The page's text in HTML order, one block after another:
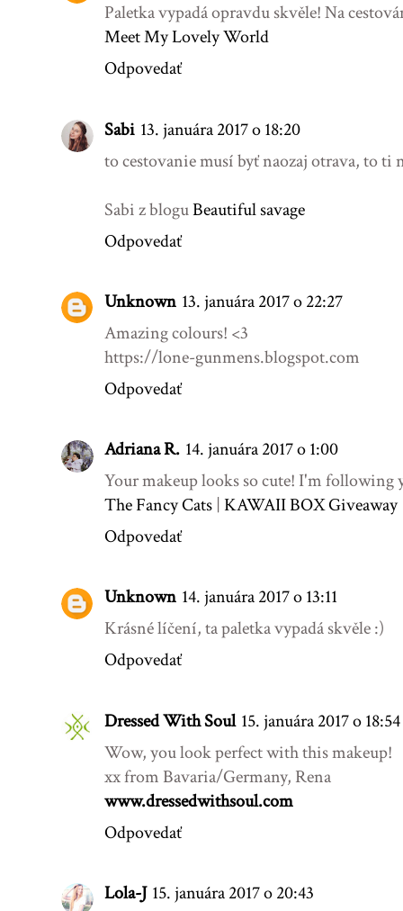
Paletka vypadá opravdu skvěle! Na
Meet My Lovely World
Odpovedať
Sabi 13. januára 2017 o 18:20
to cestovanie musí byť naozaj otrava, to ti
Sabi z bloguBeautiful savage
Odpovedať
Unknown 13. januára 2017 o 22:27
Amazing colours! <3
https://lone-gunmens.blogspot.com
Odpovedať
Adriana R. 14. januára 2017 o 1:00
Your makeup looks so cute! I'm following
The Fancy Cats |KAWAII BOX Giveaway
Odpovedať
Unknown 14. januára 2017 o 13:11
Krásné líčení, ta paletka vypadá skvěle :)
Odpovedať
Dressed With Soul 15. januára 2017 o 18:54
Wow, you look perfect with this makeup!
xx from Bavaria/Germany, Rena
www.dressedwithsoul.com
Odpovedať
Lola-J 15. januára 2017 o 20:43